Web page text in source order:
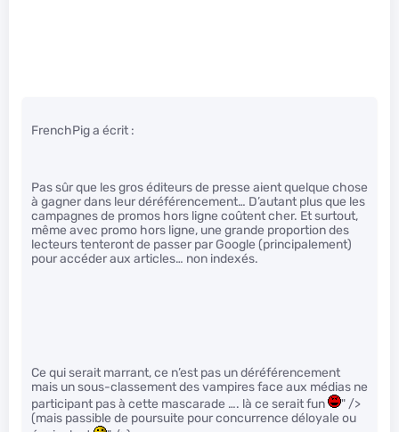
FrenchPig a écrit :
Pas sûr que les gros éditeurs de presse aient quelque chose
à gagner dans leur déréférencement… D’autant plus que les
campagnes de promos hors ligne coûtent cher. Et surtout,
même avec promo hors ligne, une grande proportion des
lecteurs tenteront de passer par Google (principalement)
pour accéder aux articles… non indexés.
Ce qui serait marrant, ce n’est pas un déréférencement
mais un sous-classement des vampires face aux médias ne
participant pas à cette mascarade …. là ce serait fun
" />
(mais passible de poursuite pour concurrence déloyale ou